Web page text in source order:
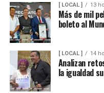
[ LOCAL ] 13
Más de mil
boleto al
[ LOCAL ] 14
Analizan
la igualdad